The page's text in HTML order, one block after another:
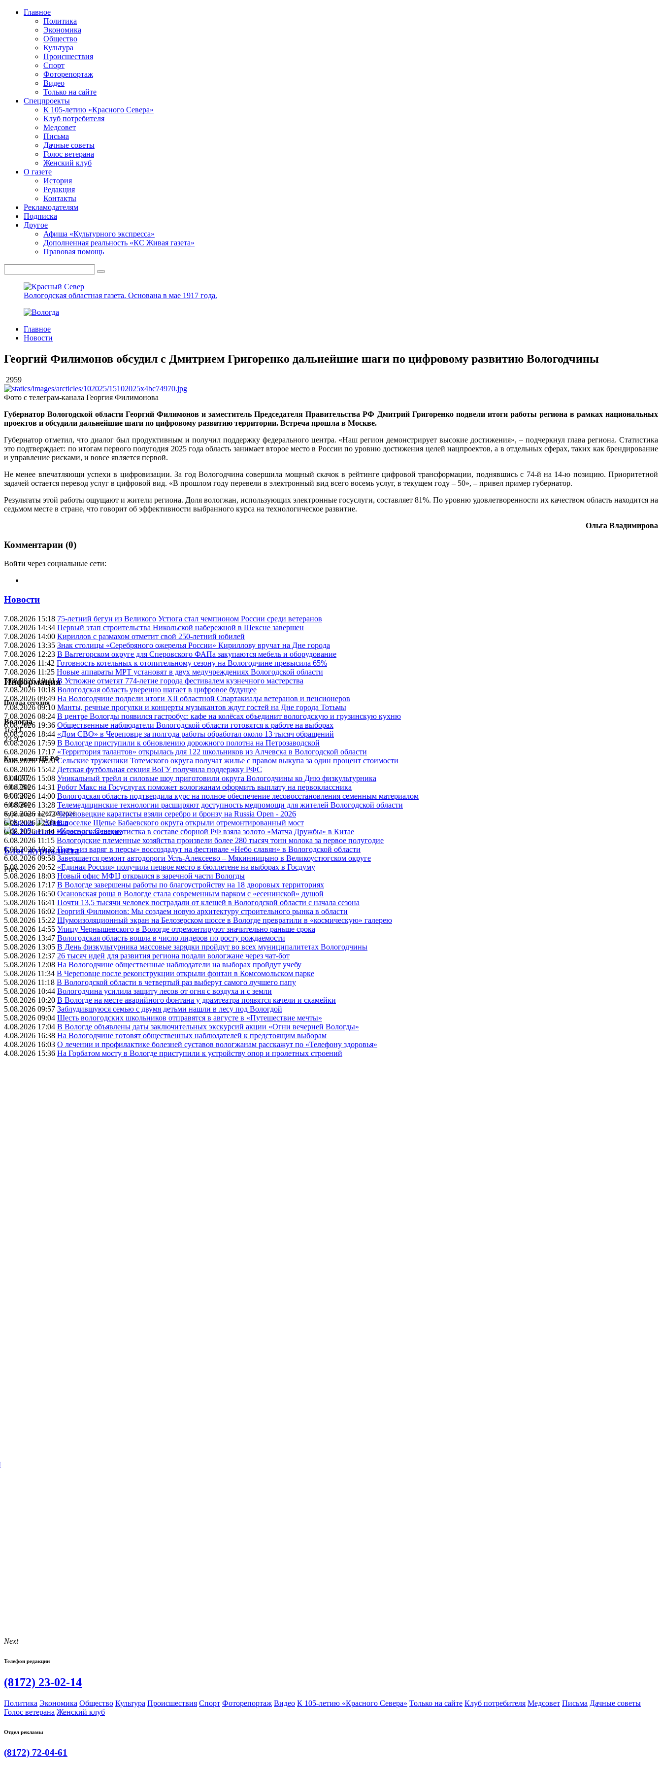
Главное
Политика
Экономика
Общество
Культура
Происшествия
Спорт
Фоторепортаж
Видео
Только на сайте
Спецпроекты
К 105-летию «Красного Севера»
Клуб потребителя
Медсовет
Письма
Дачные советы
Голос ветерана
Женский клуб
О газете
История
Редакция
Контакты
Рекламодателям
Подписка
Другое
Афиша «Культурного экспресса»
Дополненная реальность «КС Живая газета»
Правовая помощь
Вологодская областная газета. Основана в мае 1917 года.
Главное
Новости
Георгий Филимонов обсудил с Дмитрием Григоренко дальнейшие шаги по цифровому развитию Вологодчины
2959
Фото с телеграм-канала Георгия Филимонова
Губернатор Вологодской области Георгий Филимонов и заместитель Председателя Правительства РФ Дмитрий Григоренко подвели итоги работы региона в рамках национальных
проектов и обсудили дальнейшие шаги по цифровому развитию территории. Встреча прошла в Москве.
Губернатор отметил, что диалог был продуктивным и получил поддержку федерального центра. «Наш регион демонстрирует высокие достижения», – подчеркнул глава региона. Статистика
это подтверждает: по итогам первого полугодия 2025 года область занимает второе место в России по уровню достижения целей нацпроектов, а в отдельных сферах, таких как брендирование
и управление рисками, и вовсе является первой.
Не менее впечатляющи успехи в цифровизации. За год Вологодчина совершила мощный скачок в рейтинге цифровой трансформации, поднявшись с 74-й на 14-ю позицию. Приоритетной
задачей остается перевод услуг в цифровой вид. «В прошлом году перевели в электронный вид всего восемь услуг, в текущем году – 50», – привел пример губернатор.
Результаты этой работы ощущают и жители региона. Доля вологжан, использующих электронные госуслуги, составляет 81%. По уровню удовлетворенности их качеством область находится на
седьмом месте в стране, что говорит об эффективности выбранного курса на технологическое развитие.
Ольга Владимирова
Комментарии (0)
Войти через социальные сети:
Новости
7.08.2026 15:18 75-летний бегун из Великого Устюга стал чемпионом России среди ветеранов
7.08.2026 14:34 Первый этап строительства Никольской набережной в Шексне завершен
7.08.2026 14:00 Кириллов с размахом отметит свой 250-летний юбилей
7.08.2026 13:35 Знак столицы «Серебряного ожерелья России» Кириллову вручат на Дне города
7.08.2026 12:23 В Вытегорском округе для Сперовского ФАПа закупаются мебель и оборудование
7.08.2026 11:42 Готовность котельных к отопительному сезону на Вологодчине превысила 65%
7.08.2026 11:25 Новые аппараты МРТ установят в двух медучреждениях Вологодской области
7.08.2026 10:41 В Устюжне отметят 774-летие города фестивалем кузнечного мастерства
7.08.2026 10:18 Вологодская область уверенно шагает в цифровое будущее
7.08.2026 09:49 На Вологодчине подвели итоги XII областной Спартакиады ветеранов и пенсионеров
7.08.2026 09:10 Манты, речные прогулки и концерты музыкантов ждут гостей на Дне города Тотьмы
7.08.2026 08:24 В центре Вологды появился гастробус: кафе на колёсах объединит вологодскую и грузинскую кухню
6.08.2026 19:36 Общественные наблюдатели Вологодской области готовятся к работе на выборах
6.08.2026 18:44 «Дом СВО» в Череповце за полгода работы обработал около 13 тысяч обращений
6.08.2026 17:59 В Вологде приступили к обновлению дорожного полотна на Петрозаводской
6.08.2026 17:17 «Территория талантов» открылась для 122 школьников из Алчевска в Вологодской области
6.08.2026 16:20 Сельские труженики Тотемского округа получат жилье с правом выкупа за один процент стоимости
6.08.2026 15:42 Детская футбольная секция ВоГУ получила поддержку РФС
6.08.2026 15:08 Уникальный трейл и силовые шоу приготовили округа Вологодчины ко Дню физкультурника
6.08.2026 14:31 Робот Макс на Госуслугах поможет вологжанам оформить выплату на первоклассника
6.08.2026 14:00 Вологодская область подтвердила курс на полное обеспечение лесовосстановления семенным материалом
6.08.2026 13:28 Телемедицинские технологии расширяют доступность медпомощи для жителей Вологодской области
6.08.2026 12:42 Череповецкие каратисты взяли серебро и бронзу на Russia Open - 2026
6.08.2026 12:09 В поселке Щепье Бабаевского округа открыли отремонтированный мост
6.08.2026 11:44 Вологодская шахматистка в составе сборной РФ взяла золото «Матча Дружбы» в Китае
6.08.2026 11:15 Вологодские племенные хозяйства произвели более 280 тысяч тонн молока за первое полугодие
6.08.2026 10:32 Путь «из варяг в персы» воссоздадут на фестивале «Небо славян» в Вологодской области
6.08.2026 09:58 Завершается ремонт автодороги Усть-Алексеево – Мякинницыно в Великоустюгском округе
5.08.2026 20:52 «Единая Россия» получила первое место в бюллетене на выборах в Госдуму
5.08.2026 18:03 Новый офис МФЦ открылся в заречной части Вологды
5.08.2026 17:17 В Вологде завершены работы по благоустройству на 18 дворовых территориях
5.08.2026 16:50 Осановская роща в Вологде стала современным парком с «есенинской» душой
5.08.2026 16:41 Почти 13,5 тысячи человек пострадали от клещей в Вологодской области с начала сезона
5.08.2026 16:02 Георгий Филимонов: Мы создаем новую архитектуру строительного рынка в области
5.08.2026 15:22 Шумоизоляционный экран на Белозерском шоссе в Вологде превратили в «космическую» галерею
5.08.2026 14:55 Улицу Чернышевского в Вологде отремонтируют значительно раньше срока
5.08.2026 13:47 Вологодская область вошла в число лидеров по росту рождаемости
5.08.2026 13:05 В День физкультурника массовые зарядки пройдут во всех муниципалитетах Вологодчины
5.08.2026 12:37 26 тысяч идей для развития региона подали вологжане через чат-бот
5.08.2026 12:08 На Вологодчине общественные наблюдатели на выборах пройдут учебу
5.08.2026 11:34 В Череповце после реконструкции открыли фонтан в Комсомольском парке
5.08.2026 11:18 В Вологодской области в четвертый раз выберут самого лучшего папу
5.08.2026 10:44 Вологодчина усилила защиту лесов от огня с воздуха и с земли
5.08.2026 10:20 В Вологде на месте аварийного фонтана у драмтеатра появятся качели и скамейки
5.08.2026 09:57 Заблудившуюся семью с двумя детьми нашли в лесу под Вологдой
5.08.2026 09:04 Шесть вологодских школьников отправятся в августе в «Путешествие мечты»
4.08.2026 17:04 В Вологде объявлены даты заключительных экскурсий акции «Огни вечерней Вологды»
4.08.2026 16:38 На Вологодчине готовят общественных наблюдателей к предстоящим выборам
4.08.2026 16:03 О лечении и профилактике болезней суставов вологжанам расскажут по «Телефону здоровья»
4.08.2026 15:36 На Горбатом мосту в Вологде приступили к устройству опор и пролетных строений
Информация
Погода сегодня
Вологда
16:42
23 °C
Курс валют ЦБ РФ
81.4077
+0.4784
94.0585
+0.8684
Курс валют на 07.08.2026
Блог журналиста
Prev
Next
Телефон редакции
(8172) 23-02-14
Политика Экономика Общество Культура Происшествия Спорт Фоторепортаж Видео К 105-летию «Красного Севера» Только на сайте Клуб потребителя Медсовет Письма Дачные советы
Голос ветерана Женский клуб
Отдел рекламы
(8172) 72-04-61